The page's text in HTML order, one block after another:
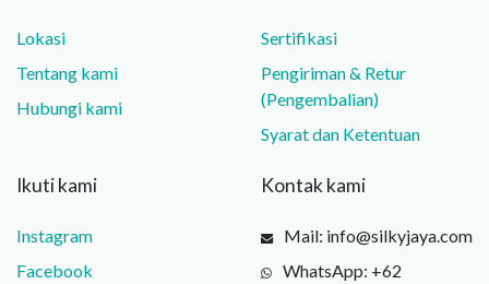
Lokasi
Tentang kami
Hubungi kami
Sertifikasi
Pengiriman & Retur
(Pengembalian)
Syarat dan Ketentuan
Ikuti kami
Instagram
Facebook
Kontak kami
Mail: info@silkyjaya.com
WhatsApp: +62